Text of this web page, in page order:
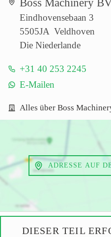
Eindhovensebaan 3
5505JA Veldhoven
Die Niederlande
+31 40 253 2245
E-Mailen
Alles über Boss
ADRESSE AUF
DIESER TEIL